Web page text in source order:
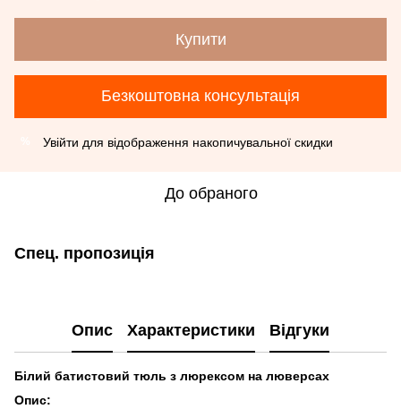
Купити
Безкоштовна консультація
Увійти для відображення накопичувальної скидки
До обраного
Спец. пропозиція
Опис Характеристики Відгуки
Білий батистовий тюль з люрексом на люверсах
Опис: